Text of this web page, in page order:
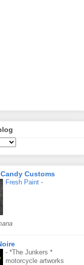
Customs
Fresh Paint -
- *The Junkers *
motorcycle artworks